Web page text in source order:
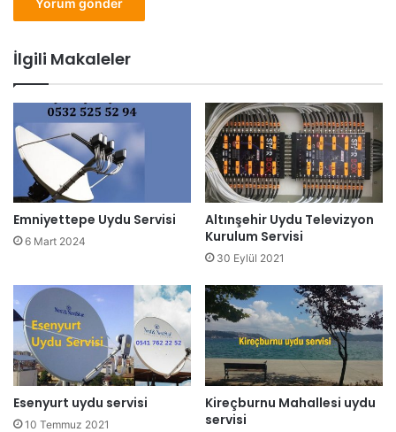
İlgili Makaleler
Emniyettepe Uydu Servisi
6 Mart 2024
Altınşehir Uydu Televizyon
Kurulum Servisi
30 Eylül 2021
Esenyurt uydu servisi
10 Temmuz 2021
Kireçburnu Mahallesi uydu
servisi